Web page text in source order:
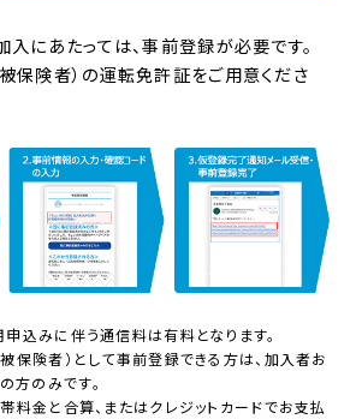
入にあたっては、事前登録が必要です。
保険者）の運転免許証をご用意くださ
込みに伴う通信料は有料となります。
保険者）として事前登録できる方は、加入者お
方のみです。
料金と合算、またはクレジットカードでお支払